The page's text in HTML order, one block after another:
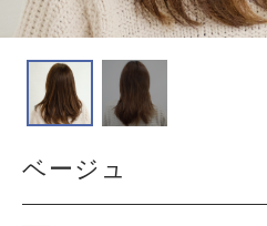
COLOR 色
ベージュ
シルバー
ブラウン
ピンク
マット/グリーン
ベージュ